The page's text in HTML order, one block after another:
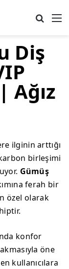
Diş
ilginin arttığı
birleşimi
Gümüş
ferah bir
özel olarak
konfor
öne
kullanıcılara